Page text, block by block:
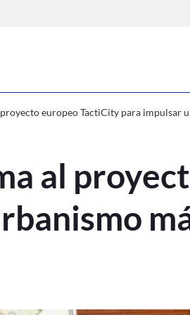
se suma al
europeo TactiCity para impulsar
al